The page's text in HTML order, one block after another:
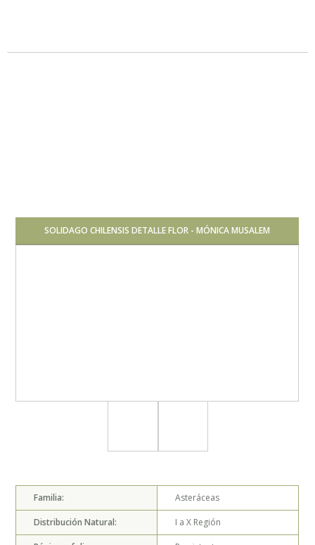
SOLIDAGO CHILENSIS DETALLE FLOR - MÓNICA MUSALEM
Familia: Asteráceas
Distribución Natural: I a X Región